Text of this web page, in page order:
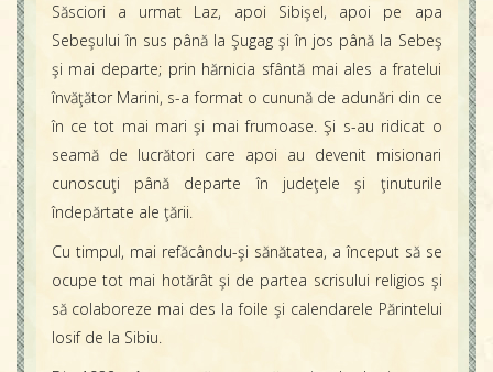
Săsciori a urmat Laz, apoi Sibişel, apoi pe apa
Sebeşului în sus până la Şugag şi în jos până la Sebeş
şi mai departe; prin hărnicia sfântă mai ales a fratelui
învăţător Marini, s-a format o cunună de adunări din ce
în ce tot mai mari şi mai frumoase. Şi s-au ridicat o
seamă de lucrători care apoi au devenit misionari
cunoscuţi până departe în judeţele şi ţinuturile
îndepărtate ale ţării.
Cu timpul, mai refăcându-şi sănătatea, a început să se
ocupe tot mai hotărât şi de partea scrisului religios şi
să colaboreze mai des la foile şi calendarele Părintelui
Iosif de la Sibiu.